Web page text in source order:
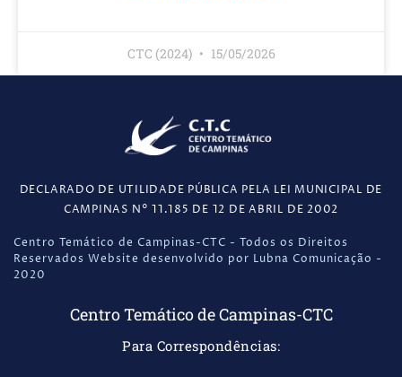
CTC (2024) 15/05/2026
DECLARADO DE UTILIDADE PÚBLICA PELA LEI MUNICIPAL DE
CAMPINAS N° 11.185 DE 12 DE ABRIL DE 2002
Centro Temático de Campinas-CTC - Todos os Direitos
Reservados Website desenvolvido por Lubna Comunicação -
2020
Centro Temático de Campinas-CTC
Para Correspondências: